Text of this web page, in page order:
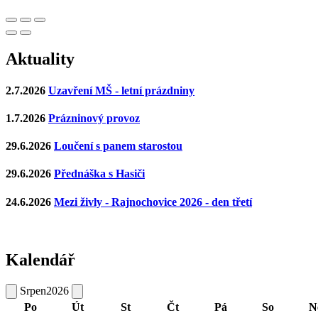
Aktuality
2.7.2026 Uzavření MŠ - letní prázdniny
1.7.2026 Prázninový provoz
29.6.2026 Loučení s panem starostou
29.6.2026 Přednáška s Hasiči
24.6.2026 Mezi živly - Rajnochovice 2026 - den třetí
Kalendář
Srpen2026
Po
Út St Čt Pá So